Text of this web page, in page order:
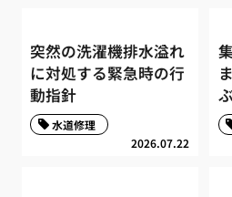
突然の洗濯機排水溢れ
に対処する緊急時の行
動指針
2026.07.22
水道修理